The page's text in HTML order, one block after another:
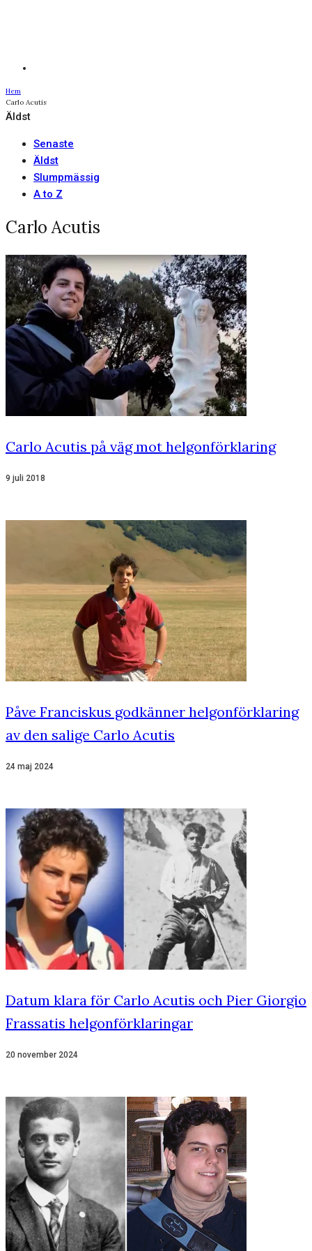
Hem
Carlo Acutis
Äldst
Senaste
Äldst
Slumpmässig
A to Z
Carlo Acutis
Carlo Acutis på väg mot helgonförklaring
9 juli 2018
Påve Franciskus godkänner helgonförklaring
av den salige Carlo Acutis
24 maj 2024
Datum klara för Carlo Acutis och Pier Giorgio
Frassatis helgonförklaringar
20 november 2024